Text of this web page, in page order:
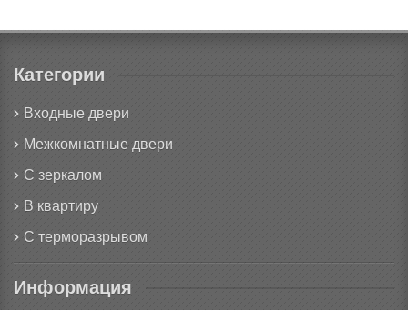
Категории
Входные двери
Межкомнатные двери
С зеркалом
В квартиру
С терморазрывом
Информация